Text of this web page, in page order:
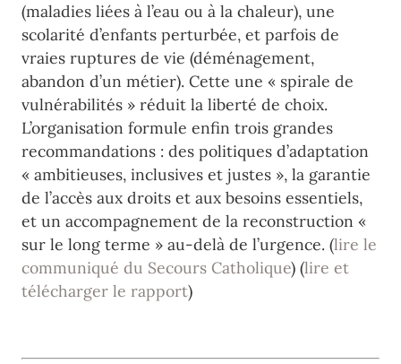
(maladies liées à l’eau ou à la chaleur), une
scolarité d’enfants perturbée, et parfois de
vraies ruptures de vie (déménagement,
abandon d’un métier). Cette une « spirale de
vulnérabilités » réduit la liberté de choix.
L’organisation formule enfin trois grandes
recommandations : des politiques d’adaptation
« ambitieuses, inclusives et justes », la garantie
de l’accès aux droits et aux besoins essentiels,
et un accompagnement de la reconstruction «
sur le long terme » au-delà de l’urgence. (lire le
communiqué du Secours Catholique) (lire et
télécharger le rapport)